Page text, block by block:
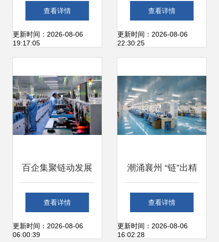
4.0的智能工厂解决
方案及示范生产线
查看详情
更新时间：2026-08-06
19:17:05
任正非同时看好的
城市 杭州何以成为
地？
查看详情
更新时间：2026-08-06
22:30:25
百企集聚链动发展
晋城光机电产业园
的网络科技研发新
查看详情
更新时间：2026-08-06
06:00:39
潮涌襄州 “链”出精
彩 加速集群成链，
做强电子信息产业
查看详情
更新时间：2026-08-06
16:02:28